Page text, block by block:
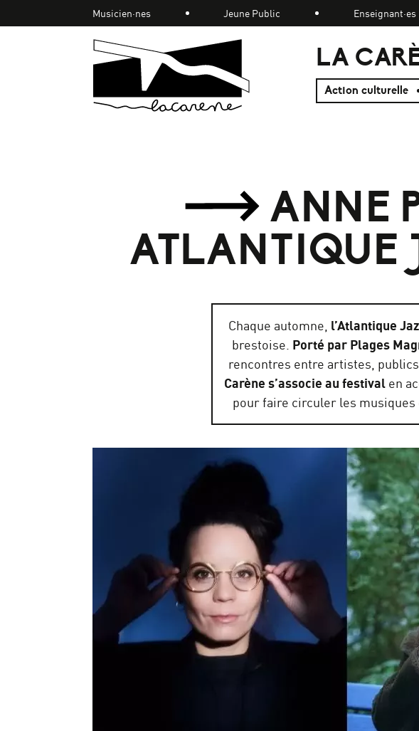
Panneau de gestion des cookies
Accueil LA
Action culturelle
Musicien·nes Jeune Public Enseignant·es
ANNE
ATLANTIQUE
Chaque automne, l’Atlantique
brestoise. Porté par Plages
rencontres entre artistes,
Carène s’associe au festival en
pour faire circuler les musiques